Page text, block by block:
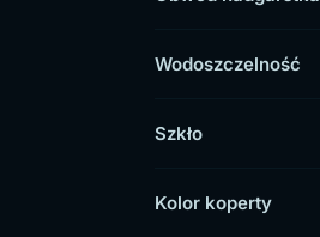
Wodoszczelność
Szkło
Kolor koperty